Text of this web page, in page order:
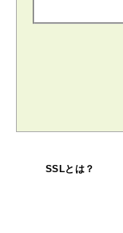
SSLとは？